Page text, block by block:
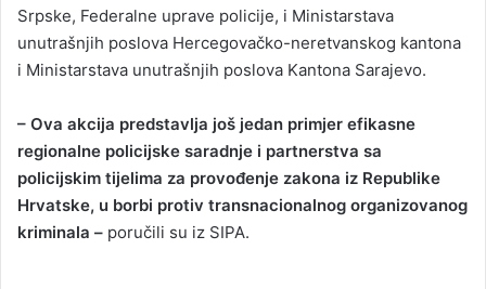
Srpske, Federalne uprave policije, i Ministarstava
unutrašnjih poslova Hercegovačko-neretvanskog kantona
i Ministarstava unutrašnjih poslova Kantona Sarajevo.
– Ova akcija predstavlja još jedan primjer efikasne
regionalne policijske saradnje i partnerstva sa
policijskim tijelima za provođenje zakona iz Republike
Hrvatske, u borbi protiv transnacionalnog organizovanog
kriminala – poručili su iz SIPA.